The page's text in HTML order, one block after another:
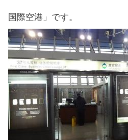
国際空港」です。